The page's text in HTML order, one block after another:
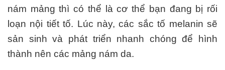
nám mảng thì có thể là cơ thể bạn đang bị rối
loạn nội tiết tố. Lúc này, các sắc tố melanin sẽ
sản sinh và phát triển nhanh chóng để hình
thành nên các mảng nám da.